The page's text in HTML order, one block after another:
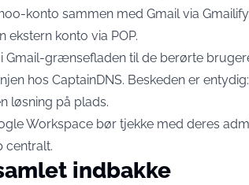
konto sammen med Gmail via
ekstern konto via POP.
Gmail-grænsefladen til de berørte
hos CaptainDNS. Beskeden er
løsning på plads.
Workspace bør tjekke med deres
centralt.
indbakke